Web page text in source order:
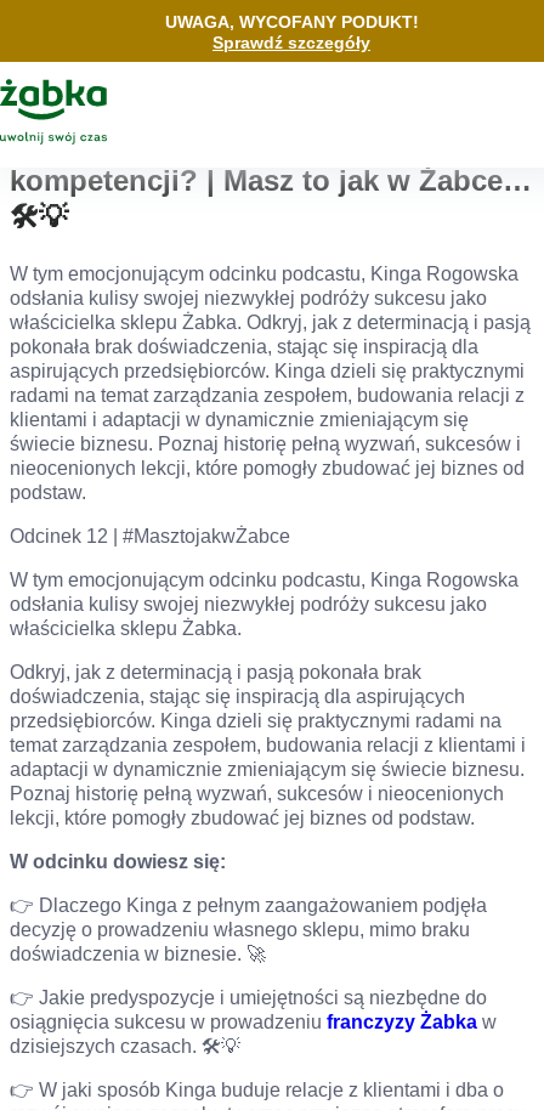
UWAGA, WYCOFANY PODUKT!
Sprawdź szczegóły
Główne
Logo
Wróć
🔝Możliwość podnoszenia swoich
kompetencji? | Masz to jak w Żabce…
🛠️💡
W tym emocjonującym odcinku podcastu, Kinga Rogowska
odsłania kulisy swojej niezwykłej podróży sukcesu jako
właścicielka sklepu Żabka. Odkryj, jak z determinacją i pasją
pokonała brak doświadczenia, stając się inspiracją dla
aspirujących przedsiębiorców. Kinga dzieli się praktycznymi
radami na temat zarządzania zespołem, budowania relacji z
klientami i adaptacji w dynamicznie zmieniającym się
świecie biznesu. Poznaj historię pełną wyzwań, sukcesów i
nieocenionych lekcji, które pomogły zbudować jej biznes od
podstaw.
Odcinek 12 | #MasztojakwŻabce
W tym emocjonującym odcinku podcastu, Kinga Rogowska
odsłania kulisy swojej niezwykłej podróży sukcesu jako
właścicielka sklepu Żabka.
Odkryj, jak z determinacją i pasją pokonała brak
doświadczenia, stając się inspiracją dla aspirujących
przedsiębiorców. Kinga dzieli się praktycznymi radami na
temat zarządzania zespołem, budowania relacji z klientami i
adaptacji w dynamicznie zmieniającym się świecie biznesu.
Poznaj historię pełną wyzwań, sukcesów i nieocenionych
lekcji, które pomogły zbudować jej biznes od podstaw.
W odcinku dowiesz się:
👉 Dlaczego Kinga z pełnym zaangażowaniem podjęła
decyzję o prowadzeniu własnego sklepu, mimo braku
doświadczenia w biznesie. 🚀
👉 Jakie predyspozycje i umiejętności są niezbędne do
osiągnięcia sukcesu w prowadzeniu franczyzy Żabka w
dzisiejszych czasach. 🛠️💡
👉 W jaki sposób Kinga buduje relacje z klientami i dba o